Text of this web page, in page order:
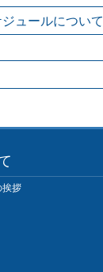
ュールについて
挨拶